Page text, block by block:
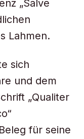
„Salve
Lahmen.
sich
und dem
„Qualiter
für seine